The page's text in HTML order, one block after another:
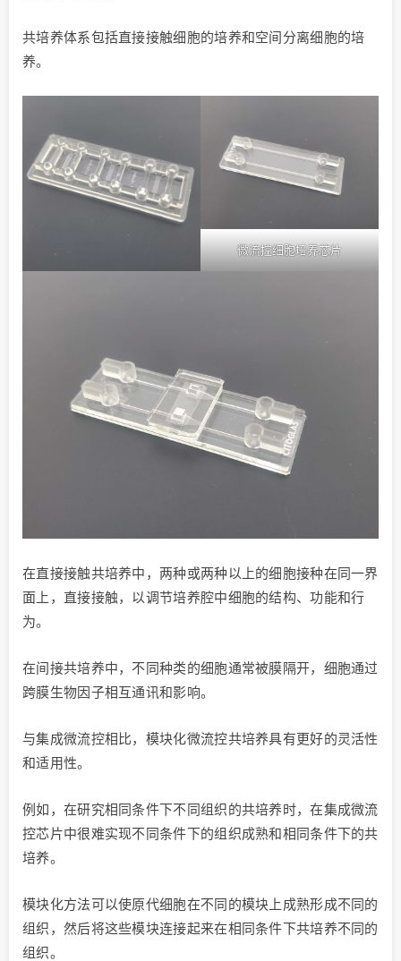
共培养体系包括直接接触细胞的培养和空间分离细胞的培
养。
微流控细胞培养芯片
在直接接触共培养中，两种或两种以上的细胞接种在同一界
面上，直接接触，以调节培养腔中细胞的结构、功能和行
为。
在间接共培养中，不同种类的细胞通常被膜隔开，细胞通过
跨膜生物因子相互通讯和影响。
与集成微流控相比，模块化微流控共培养具有更好的灵活性
和适用性。
例如，在研究相同条件下不同组织的共培养时，在集成微流
控芯片中很难实现不同条件下的组织成熟和相同条件下的共
培养。
模块化方法可以使原代细胞在不同的模块上成熟形成不同的
组织，然后将这些模块连接起来在相同条件下共培养不同的
组织。